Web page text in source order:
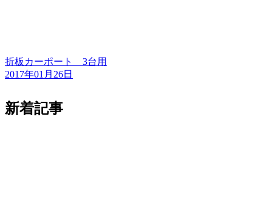
折板カーポート 3台用
2017年01月26日
新着記事